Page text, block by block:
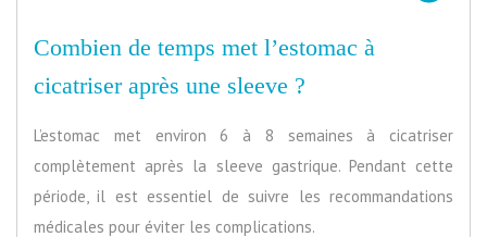
Combien de temps met l’estomac à
cicatriser après une sleeve ?
L’estomac met environ 6 à 8 semaines à cicatriser
complètement après la sleeve gastrique. Pendant cette
période, il est essentiel de suivre les recommandations
médicales pour éviter les complications.